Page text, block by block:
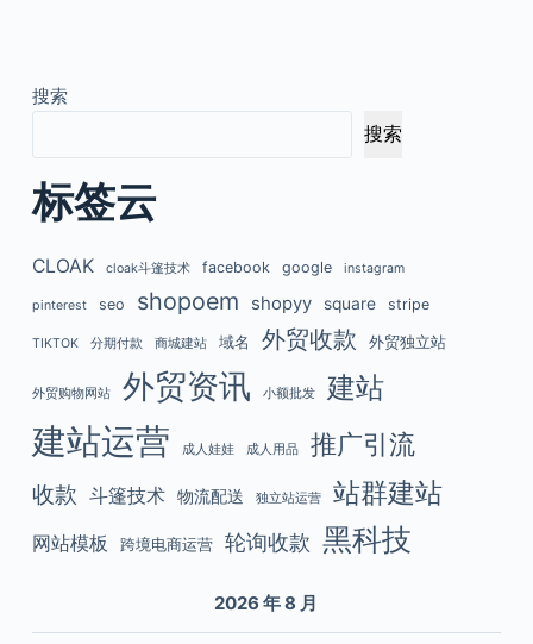
搜索
搜索
标签云
CLOAK cloak斗篷技术 facebook google instagram
pinterest seo shopoem shopyy square stripe
TIKTOK 分期付款 商城建站 域名 外贸收款 外贸独立站
外贸购物网站 外贸资讯 小额批发 建站
建站运营 成人娃娃 成人用品 推广引流
收款 斗篷技术 物流配送 独立站运营 站群建站
网站模板 跨境电商运营 轮询收款 黑科技
2026 年 8 月